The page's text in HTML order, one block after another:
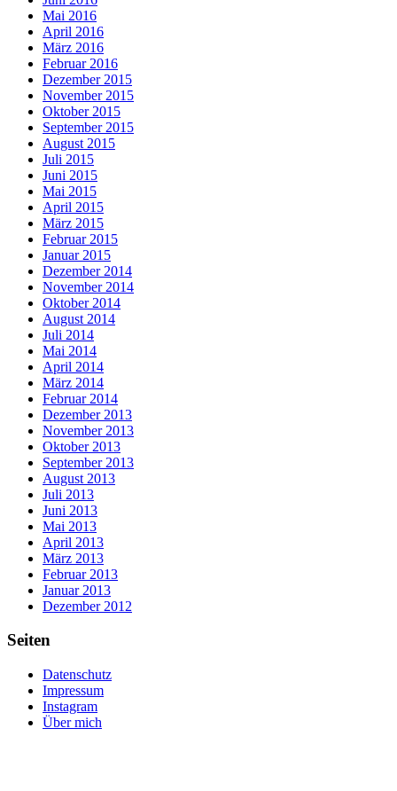
Mai 2016
April 2016
März 2016
Februar 2016
Dezember 2015
November 2015
Oktober 2015
September 2015
August 2015
Juli 2015
Juni 2015
Mai 2015
April 2015
März 2015
Februar 2015
Januar 2015
Dezember 2014
November 2014
Oktober 2014
August 2014
Juli 2014
Mai 2014
April 2014
März 2014
Februar 2014
Dezember 2013
November 2013
Oktober 2013
September 2013
August 2013
Juli 2013
Juni 2013
Mai 2013
April 2013
März 2013
Februar 2013
Januar 2013
Dezember 2012
Seiten
Datenschutz
Impressum
Instagram
Über mich